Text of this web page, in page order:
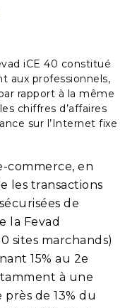
iCE 40 constitué
aux professionnels,
rapport à la même
chiffres d’affaires
sur l’Internet fixe
commerce, en
les transactions
de
la Fevad
sites marchands)
15% au 2e
à une
de 13% du